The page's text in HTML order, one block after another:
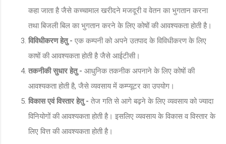
कहा जाता है जैसे कच्चामाल खरीदने मजदूरी व वेतन का भुगतान करना
तथा बिजली बिल का भुगतान करने के लिए कोषों की आवश्यकता होती है।
विविधीकरण हेतु - एक कम्पनी को अपने उतपाद के विविधीकरण के लिए
काषों की आवश्यकता होती है जैसे आईटीसी।
तकनीकी सुधार हेतु - आधुनिक तकनीक अपनाने के लिए कोषों की
आवश्यकता होती है, जैसे व्यवसाय में कम्प्यूटर का उपयोग।
विकास एवं विस्तार हेतु - तेज गति से आगे बढ़ने के लिए व्यवसाय को ज्यादा
विनियोगों की आवश्यकता होती है। इसलिए व्यवसाय के विकास व विस्तार के
लिए वित्त की आवश्यकता होती है।